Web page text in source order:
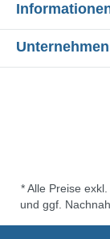
Unternehmen
* Alle Preise
und ggf.